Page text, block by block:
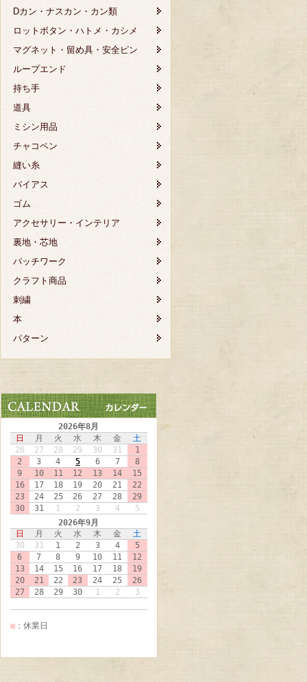
Dカン・ナスカン・カン類
ロットボタン・ハトメ・カシメ
マグネット・留め具・安全ピン
ループエンド
持ち手
道具
ミシン用品
チャコペン
縫い糸
バイアス
ゴム
アクセサリー・インテリア
裏地・芯地
パッチワーク
クラフト商品
刺繍
本
パターン